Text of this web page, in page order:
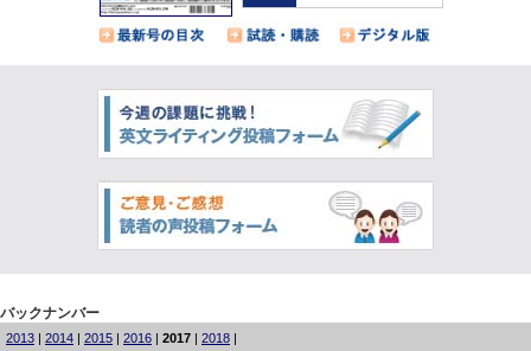
バックナンバー
2013 | 2014 | 2015 | 2016 | 2017 | 2018 |